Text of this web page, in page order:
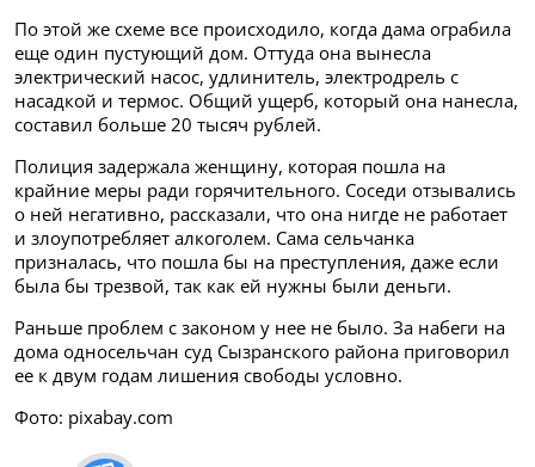
По этой же схеме все происходило, когда дама ограбила
еще один пустующий дом. Оттуда она вынесла
электрический насос, удлинитель, электродрель с
насадкой и термос. Общий ущерб, который она нанесла,
составил больше 20 тысяч рублей.
Полиция задержала женщину, которая пошла на
крайние меры ради горячительного. Соседи отзывались
о ней негативно, рассказали, что она нигде не работает
и злоупотребляет алкоголем. Сама сельчанка
призналась, что пошла бы на преступления, даже если
была бы трезвой, так как ей нужны были деньги.
Раньше проблем с законом у нее не было. За набеги на
дома односельчан суд Сызранского района приговорил
ее к двум годам лишения свободы условно.
Фото: pixabay.com